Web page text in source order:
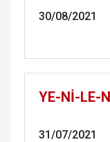
30/08/2021
YE-Nİ-LE-
31/07/2021